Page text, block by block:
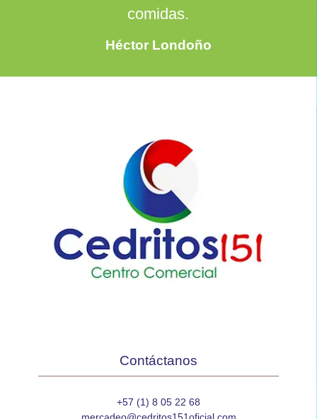
comidas.
Héctor Londoño
Contáctanos
+57 (1) 8 05 22 68
mercadeo@cedritos151oficial.com